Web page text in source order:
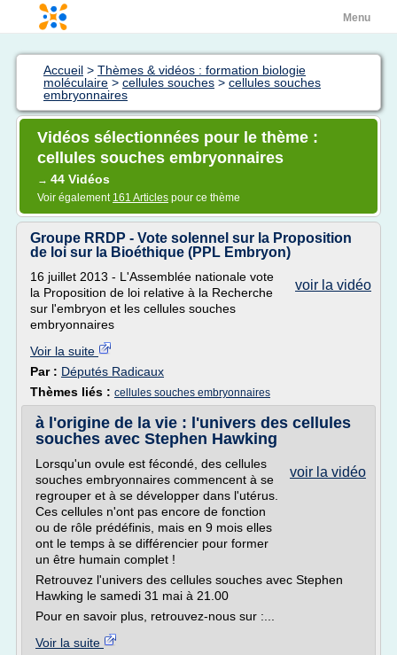
Menu
Accueil > Thèmes & vidéos : formation biologie
moléculaire > cellules souches > cellules souches
embryonnaires
Vidéos sélectionnées pour le thème :
cellules souches embryonnaires
→ 44 Vidéos
Voir également 161 Articles pour ce thème
Groupe RRDP - Vote solennel sur la Proposition
de loi sur la Bioéthique (PPL Embryon)
voir la vidéo
16 juillet 2013 - L'Assemblée nationale vote
la Proposition de loi relative à la Recherche
sur l'embryon et les cellules souches
embryonnaires
Voir la suite
Par : Députés Radicaux
Thèmes liés : cellules souches embryonnaires
à l'origine de la vie : l'univers des cellules
souches avec Stephen Hawking
voir la vidéo
Lorsqu'un ovule est fécondé, des cellules
souches embryonnaires commencent à se
regrouper et à se développer dans l'utérus.
Ces cellules n'ont pas encore de fonction
ou de rôle prédéfinis, mais en 9 mois elles
ont le temps à se différencier pour former
un être humain complet !
Retrouvez l'univers des cellules souches avec Stephen
Hawking le samedi 31 mai à 21.00
Pour en savoir plus, retrouvez-nous sur :...
Voir la suite